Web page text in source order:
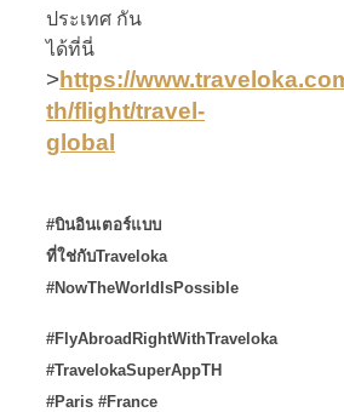
ประเทศ กัน
ได้ที่นี่
>https://
th/flight/travel-
global
#บินอินเตอร์แบบ
ที่ใช่กับTraveloka
#NowTheWorldIsPossible
#FlyAbroadRightWithTraveloka
#TravelokaSuperAppTH
#Paris #France